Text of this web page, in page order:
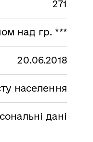
271
над гр. ***
20.06.2018
населення
дані